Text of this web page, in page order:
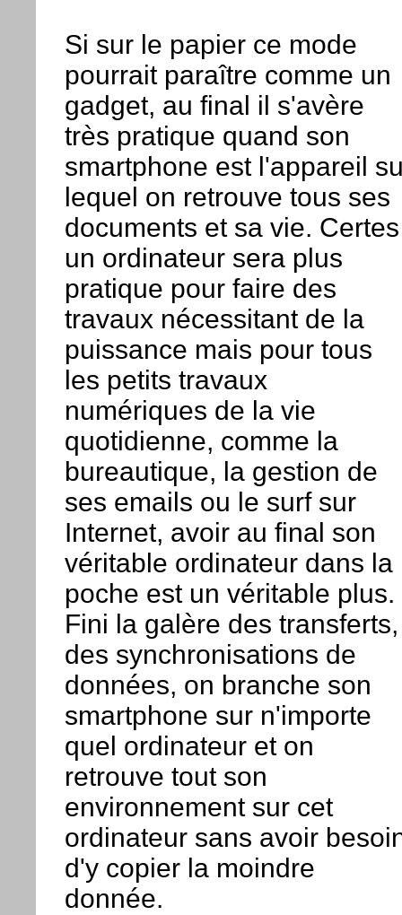
Si sur le papier ce mode
pourrait paraître comme un
gadget, au final il s'avère
très pratique quand son
smartphone est l'appareil
lequel on retrouve tous ses
documents et sa vie. Certes
un ordinateur sera plus
pratique pour faire des
travaux nécessitant de la
puissance mais pour tous
les petits travaux
numériques de la vie
quotidienne, comme la
bureautique, la gestion de
ses emails ou le surf sur
Internet, avoir au final son
véritable ordinateur dans la
poche est un véritable plus.
Fini la galère des transferts,
des synchronisations de
données, on branche son
smartphone sur n'importe
quel ordinateur et on
retrouve tout son
environnement sur cet
ordinateur sans avoir
d'y copier la moindre
donnée.